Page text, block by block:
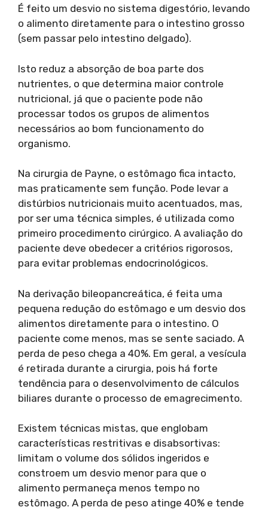
É feito um desvio no sistema digestório, levando
o alimento diretamente para o intestino grosso
(sem passar pelo intestino delgado).
Isto reduz a absorção de boa parte dos
nutrientes, o que determina maior controle
nutricional, já que o paciente pode não
processar todos os grupos de alimentos
necessários ao bom funcionamento do
organismo.
Na cirurgia de Payne, o estômago fica intacto,
mas praticamente sem função. Pode levar a
distúrbios nutricionais muito acentuados, mas,
por ser uma técnica simples, é utilizada como
primeiro procedimento cirúrgico. A avaliação do
paciente deve obedecer a critérios rigorosos,
para evitar problemas endocrinológicos.
Na derivação bileopancreática, é feita uma
pequena redução do estômago e um desvio dos
alimentos diretamente para o intestino. O
paciente come menos, mas se sente saciado. A
perda de peso chega a 40%. Em geral, a vesícula
é retirada durante a cirurgia, pois há forte
tendência para o desenvolvimento de cálculos
biliares durante o processo de emagrecimento.
Existem técnicas mistas, que englobam
características restritivas e disabsortivas:
limitam o volume dos sólidos ingeridos e
constroem um desvio menor para que o
alimento permaneça menos tempo no
estômago. A perda de peso atinge 40% e tende